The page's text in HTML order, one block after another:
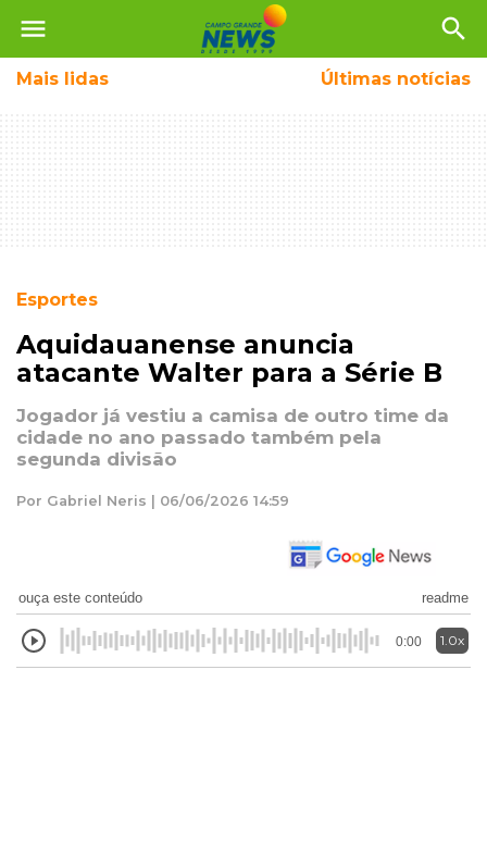
menu search
Mais lidas Últimas notícias
Esportes
Aquidauanense anuncia
atacante Walter para a Série B
Jogador já vestiu a camisa de outro time da
cidade no ano passado também pela
segunda divisão
Por Gabriel Neris | 06/06/2026 14:59
ouça este conteúdo readme
0:00 1.0x